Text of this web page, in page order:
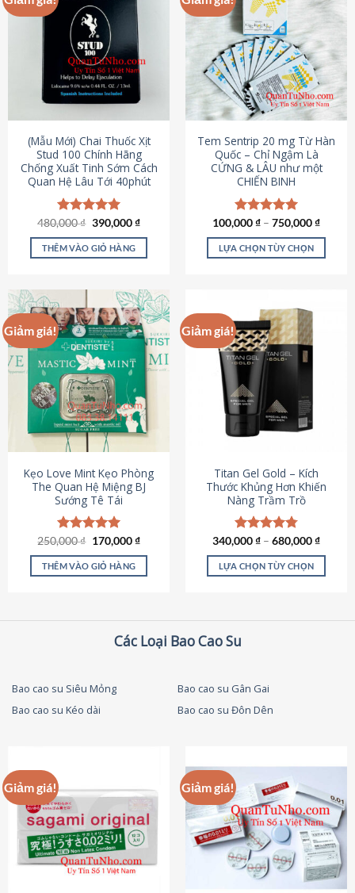
biến
thể.
Các
tùy
chọn
được
chọn
trên
trang
sản
phẩm
biến
thể.
Các
tùy
chọn
có
thể
chọn
trên
trang
sản
phẩm
(Mẫu Mới) Chai Thuốc Xịt
Stud 100 Chính Hãng
Chống Xuất Tinh Sớm Cách
Quan Hệ Lâu Tới 40phút
Được xếp
hạng5.00
5 sao
480,000₫ Giá
là:
480,000 ₫.
390,000₫Giá
tại
THÊM VÀO GIỎ HÀNG
Tem Sentrip 20 mg Từ Hàn
Quốc – Chỉ Ngậm Là
CỨNG & LÂU như một
CHIẾN BINH
Được xếp
hạng5.00
5 sao
100,000₫ – 750,000₫
LỰA CHỌN TÙY CHỌN
có
nhiều
biến
tùy
chọn
có
chọn
trên
trang
sản
phẩm
Giảm giá!
Kẹo Love Mint Kẹo Phòng
The Quan Hệ Miệng BJ
Sướng Tê Tái
Được xếp
hạng5.00
5 sao
250,000₫ Giá
là:
250,000 ₫.
170,000₫Giá
tại
THÊM VÀO GIỎ HÀNG
Giảm giá!
Titan Gel Gold – Kích
Thước Khủng Hơn Khiến
Nàng Trầm Trồ
Được xếp
hạng4.79
5 sao
340,000₫ – 680,000₫
LỰA CHỌN TÙY CHỌN
thể.
tùy
thể
được
chọn
trên
trang
sản
phẩm
Các Loại Bao Cao Su
Bao cao su Siêu Mỏng
Bao cao su Gân Gai
Bao cao su Kéo dài
Bao cao su Đôn Dên
Giảm giá! Giảm giá!